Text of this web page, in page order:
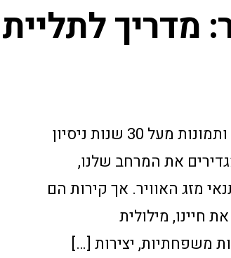
מדריך
איך לתלות על הקיר: מדריך לתליית מדפים ותמונות מעל 30 שנות ניסיון
את המרחב שלנו,
מזג האוויר. אך קירות הם
חיינו, מילולית
משפחתיות, יצירות […]